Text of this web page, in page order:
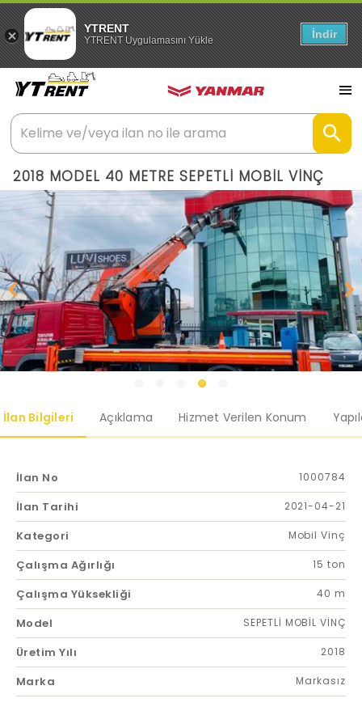
YTRENT
YTRENT Uygulamasını Yükle İndir
2018 MODEL 40 METRE SEPETLİ MOBİL VİNÇ
İlan Bilgileri Açıklama Hizmet Verilen Konum
İlan No 1000784
İlan Tarihi 2021-04-21
Kategori Mobil Vinç
Çalışma Ağırlığı 15 ton
Çalışma Yüksekliği 40 m
Model SEPETLİ MOBİL VİNÇ
Üretim Yılı 2018
Marka Markasız